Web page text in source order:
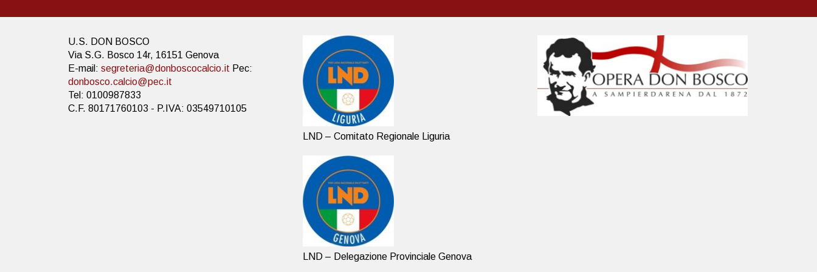
U.S. DON BOSCO
Via S.G. Bosco 14r, 16151 Genova
E-mail: segreteria@donboscocalcio.it Pec:
donbosco.calcio@pec.it
Tel: 0100987833
C.F. 80171760103 - P.IVA: 03549710105
LND – Comitato Regionale Liguria
LND – Delegazione Provinciale Genova